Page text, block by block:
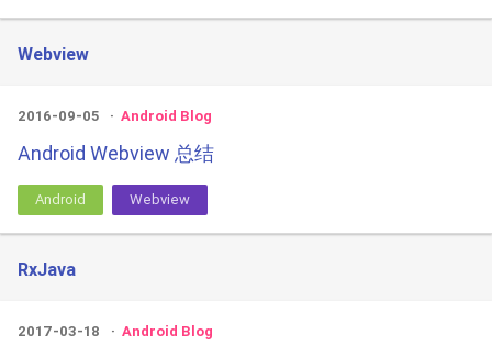
Webview
2016-09-05 Android Blog
Android Webview 总结
Android Webview
RxJava
2017-03-18 Android Blog